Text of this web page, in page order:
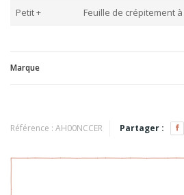
Petit + Feuille de crépitement à
Marque
Voir les
Référence : AH00NCCER Partager :